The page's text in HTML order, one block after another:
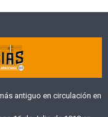
antiguo en circulación en